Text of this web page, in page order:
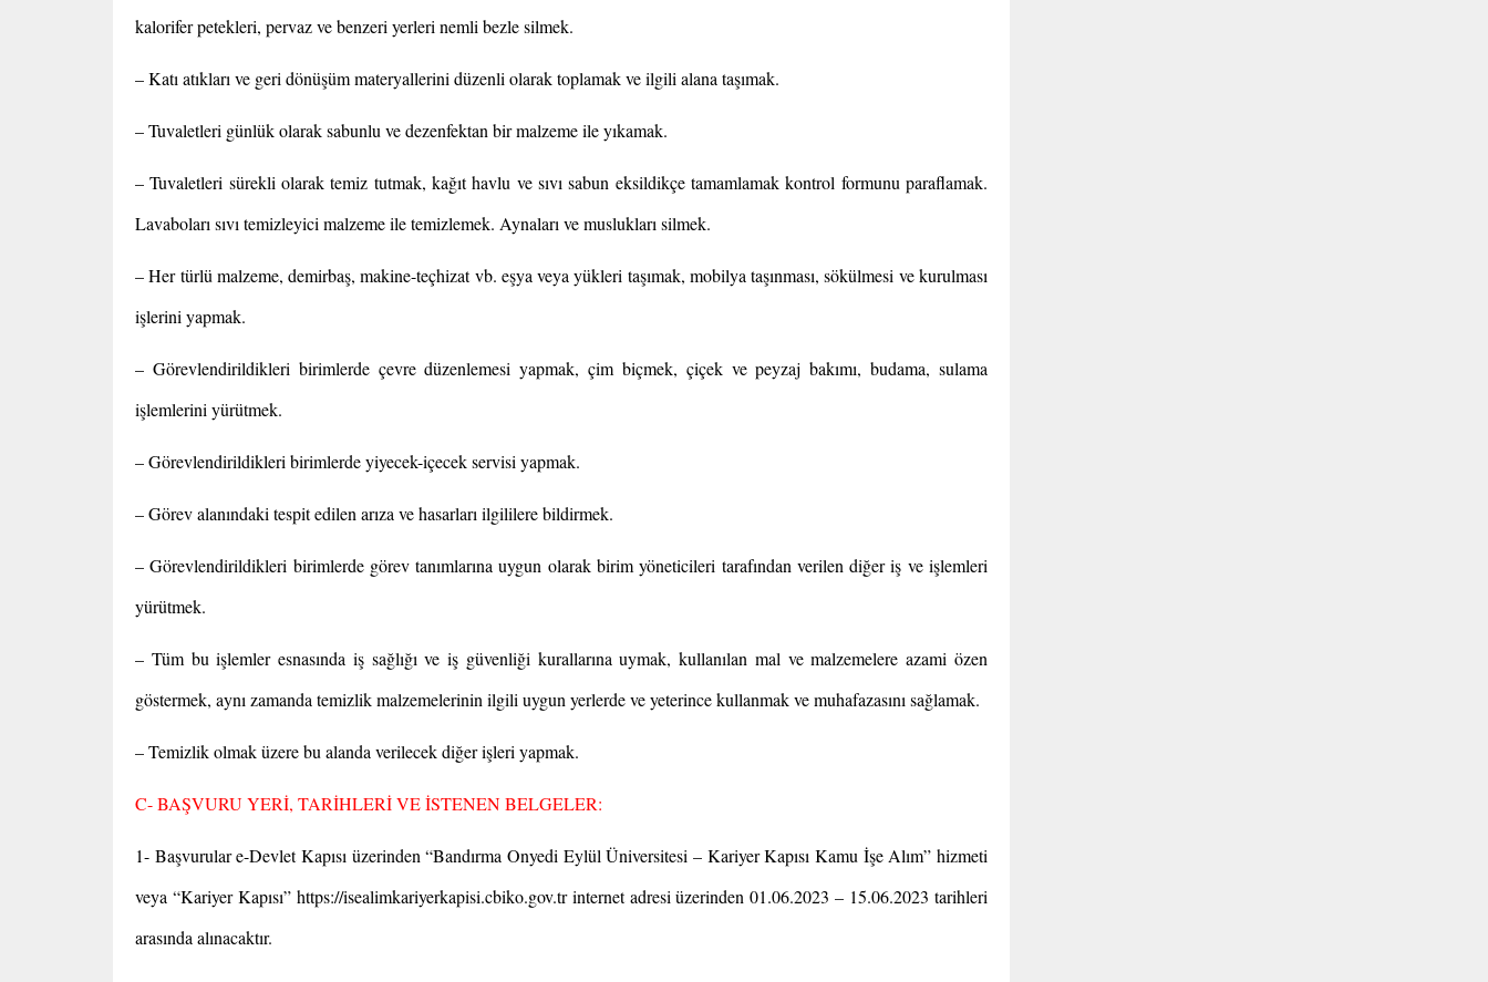
kalorifer petekleri, pervaz ve benzeri yerleri nemli bezle silmek.
– Katı atıkları ve geri dönüşüm materyallerini düzenli olarak toplamak ve ilgili alana taşımak.
– Tuvaletleri günlük olarak sabunlu ve dezenfektan bir malzeme ile yıkamak.
– Tuvaletleri sürekli olarak temiz tutmak, kağıt havlu ve sıvı sabun eksildikçe tamamlamak kontrol formunu paraflamak.
Lavaboları sıvı temizleyici malzeme ile temizlemek. Aynaları ve muslukları silmek.
– Her türlü malzeme, demirbaş, makine-teçhizat vb. eşya veya yükleri taşımak, mobilya taşınması, sökülmesi ve kurulması
işlerini yapmak.
– Görevlendirildikleri birimlerde çevre düzenlemesi yapmak, çim biçmek, çiçek ve peyzaj bakımı, budama, sulama
işlemlerini yürütmek.
– Görevlendirildikleri birimlerde yiyecek-içecek servisi yapmak.
– Görev alanındaki tespit edilen arıza ve hasarları ilgililere bildirmek.
– Görevlendirildikleri birimlerde görev tanımlarına uygun olarak birim yöneticileri tarafından verilen diğer iş ve işlemleri
yürütmek.
– Tüm bu işlemler esnasında iş sağlığı ve iş güvenliği kurallarına uymak, kullanılan mal ve malzemelere azami özen
göstermek, aynı zamanda temizlik malzemelerinin ilgili uygun yerlerde ve yeterince kullanmak ve muhafazasını sağlamak.
– Temizlik olmak üzere bu alanda verilecek diğer işleri yapmak.
C- BAŞVURU YERİ, TARİHLERİ VE İSTENEN BELGELER:
1- Başvurular e-Devlet Kapısı üzerinden “Bandırma Onyedi Eylül Üniversitesi – Kariyer Kapısı Kamu İşe Alım” hizmeti
veya “Kariyer Kapısı” https://isealimkariyerkapisi.cbiko.gov.tr internet adresi üzerinden 01.06.2023 – 15.06.2023 tarihleri
arasında alınacaktır.